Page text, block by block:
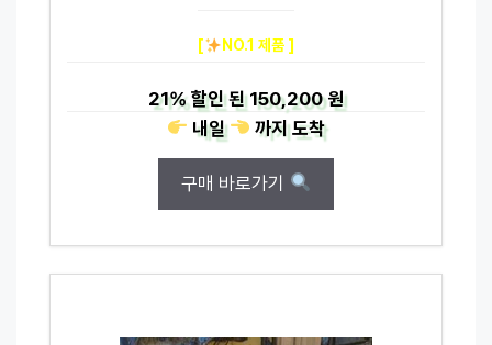
[ NO.1 제품 ]
21%할인 된150,200 원
내일
까지도착
구매 바로가기